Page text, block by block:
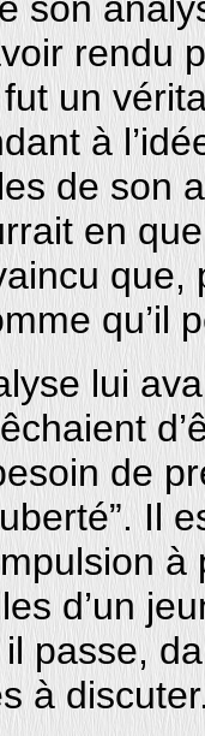
rendu
un
à
de son
en
qu’il
lui
de
Il
d’un
passe,
à